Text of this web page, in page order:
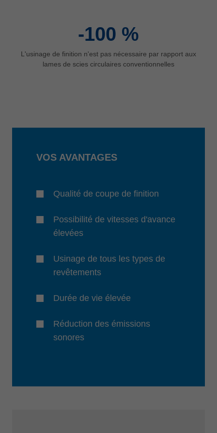
-100 %
L'usinage de finition n'est pas nécessaire par rapport aux
lames de scies circulaires conventionnelles
VOS AVANTAGES
Qualité de coupe de finition
Possibilité de vitesses d'avance
élevées
Usinage de tous les types de
revêtements
Durée de vie élevée
Réduction des émissions
sonores